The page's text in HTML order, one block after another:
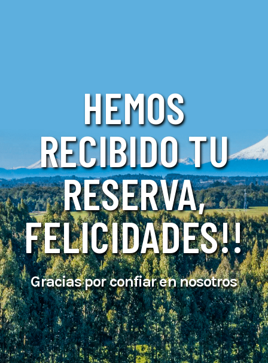
HEMOS
RECIBIDO TU
RESERVA,
FELICIDADES!!
Gracias por confiar en nosotros